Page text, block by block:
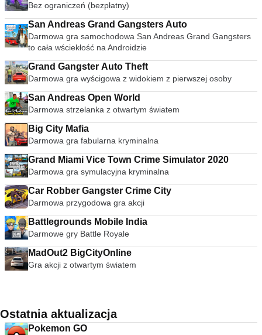
Bez ograniczeń (bezpłatny)
San Andreas Grand Gangsters Auto
Darmowa gra samochodowa San Andreas Grand Gangsters
to cała wściekłość na Androidzie
Grand Gangster Auto Theft
Darmowa gra wyścigowa z widokiem z pierwszej osoby
San Andreas Open World
Darmowa strzelanka z otwartym światem
Big City Mafia
Darmowa gra fabularna kryminalna
Grand Miami Vice Town Crime Simulator 2020
Darmowa gra symulacyjna kryminalna
Car Robber Gangster Crime City
Darmowa przygodowa gra akcji
Battlegrounds Mobile India
Darmowe gry Battle Royale
MadOut2 BigCityOnline
Gra akcji z otwartym światem
Ostatnia aktualizacja
Pokemon GO